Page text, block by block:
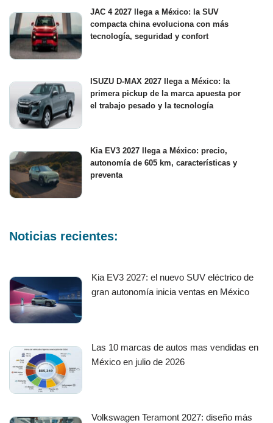
JAC 4 2027 llega a México: la SUV
compacta china evoluciona con más
tecnología, seguridad y confort
ISUZU D-MAX 2027 llega a México: la
primera pickup de la marca apuesta por
el trabajo pesado y la tecnología
Kia EV3 2027 llega a México: precio,
autonomía de 605 km, características y
preventa
Noticias recientes:
Kia EV3 2027: el nuevo SUV eléctrico de
gran autonomía inicia ventas en México
Las 10 marcas de autos mas vendidas en
México en julio de 2026
Volkswagen Teramont 2027: diseño más